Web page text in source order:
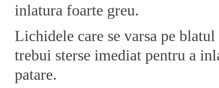
inlatura foarte greu.
Lichidele care se varsa pe
trebui sterse imediat pentru a
patare.